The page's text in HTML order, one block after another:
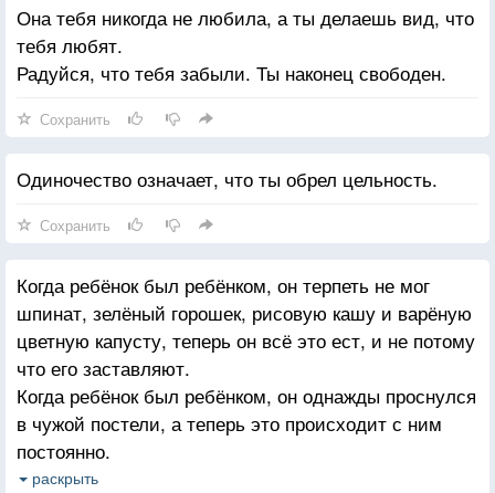
Она тебя никогда не любила, а ты делаешь вид, что
тебя любят.
Радуйся, что тебя забыли. Ты наконец свободен.
Сохранить
Одиночество означает, что ты обрел цельность.
Сохранить
Когда ребёнок был ребёнком, он терпеть не мог
шпинат, зелёный горошек, рисовую кашу и варёную
цветную капусту, теперь он всё это ест, и не потому
что его заставляют.
Когда ребёнок был ребёнком, он однажды проснулся
в чужой постели, а теперь это происходит с ним
постоянно.
тогда многие люди казались ему красивыми,
раскрыть